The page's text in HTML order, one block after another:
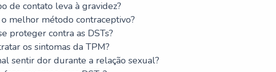
de contato leva à gravidez?
melhor método contraceptivo?
proteger contra as DSTs?
os sintomas da TPM?
sentir dor durante a relação sexual?